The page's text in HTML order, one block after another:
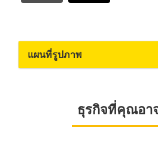
แผนที่รูปภาพ
ธุรกิจที่คุณอา